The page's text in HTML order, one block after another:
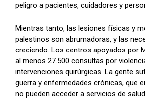
peligro a pacientes, cuidadores y
Mientras tanto, las lesiones físicas y
palestinos son abrumadoras, y las
creciendo. Los centros apoyados por
al menos 27.500 consultas por
intervenciones quirúrgicas. La gente
guerra y enfermedades crónicas, que
no pueden acceder a servicios de